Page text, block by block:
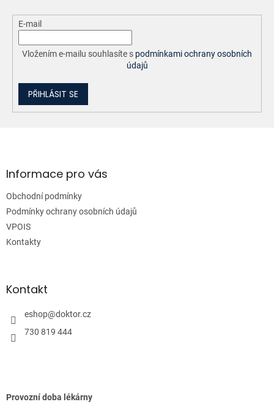
v
i
s
u
E-mail
Vložením e-mailu souhlasíte s podmínkami ochrany osobních
údajů
PŘIHLÁSIT SE
aInformace pro vás
Obchodní podmínky
Podmínky ochrany osobních údajů
VPOIS
Kontakty
Kontakt
eshop@doktor.cz
730 819 444
Provozní doba lékárny